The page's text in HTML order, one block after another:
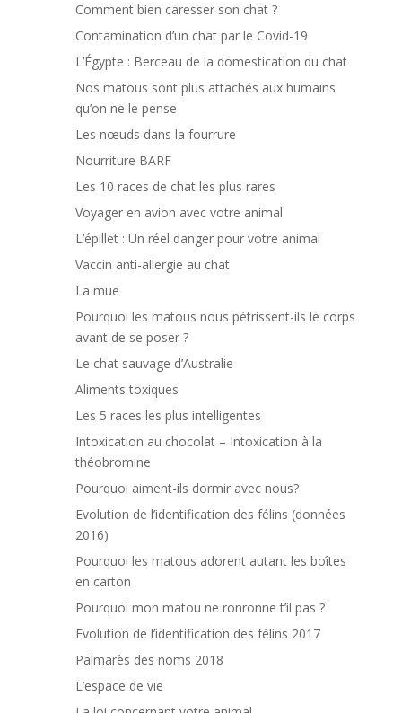
Comment bien caresser son chat ?
Contamination d’un chat par le Covid-19
L’Égypte : Berceau de la domestication du chat
Nos matous sont plus attachés aux humains
qu’on ne le pense
Les nœuds dans la fourrure
Nourriture BARF
Les 10 races de chat les plus rares
Voyager en avion avec votre animal
L’épillet : Un réel danger pour votre animal
Vaccin anti-allergie au chat
La mue
Pourquoi les matous nous pétrissent-ils le corps
avant de se poser ?
Le chat sauvage d’Australie
Aliments toxiques
Les 5 races les plus intelligentes
Intoxication au chocolat – Intoxication à la
théobromine
Pourquoi aiment-ils dormir avec nous?
Evolution de l’identification des félins (données
2016)
Pourquoi les matous adorent autant les boîtes
en carton
Pourquoi mon matou ne ronronne t’il pas ?
Evolution de l’identification des félins 2017
Palmarès des noms 2018
L’espace de vie